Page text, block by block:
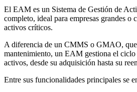
El EAM es un Sistema de Gestión de
completo, ideal para empresas grandes o
activos críticos.
A diferencia de un CMMS o GMAO, que
mantenimiento, un EAM gestiona el
activos, desde su adquisición hasta su
Entre sus funcionalidades principales se